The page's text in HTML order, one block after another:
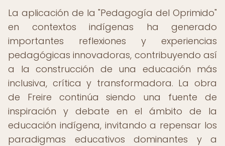
La aplicación de la "Pedagogía del Oprimido"
en contextos indígenas ha generado
importantes reflexiones y experiencias
pedagógicas innovadoras, contribuyendo así
a la construcción de una educación más
inclusiva, crítica y transformadora. La obra
de Freire continúa siendo una fuente de
inspiración y debate en el ámbito de la
educación indígena, invitando a repensar los
paradigmas educativos dominantes y a